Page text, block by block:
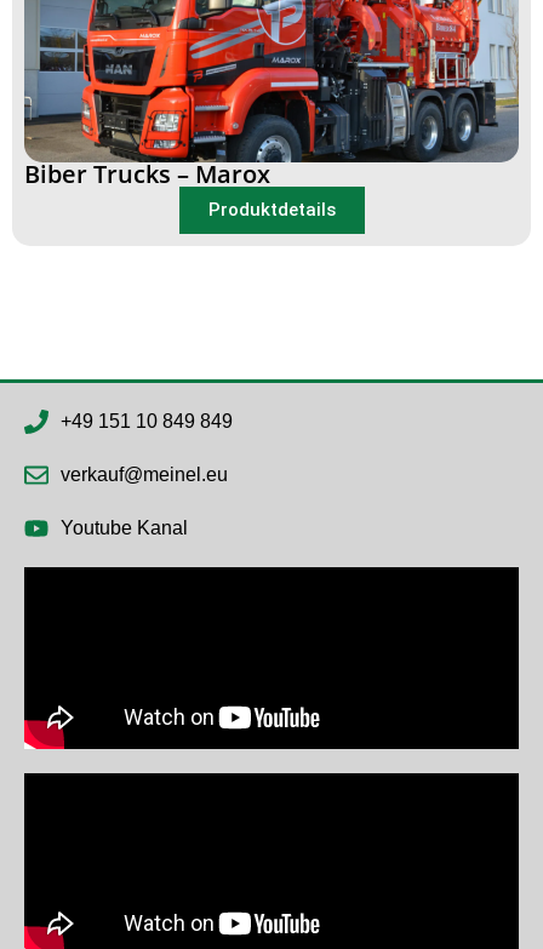
Biber Trucks – Marox
Produktdetails
+49 151 10 849 849
verkauf@meinel.eu
Youtube Kanal